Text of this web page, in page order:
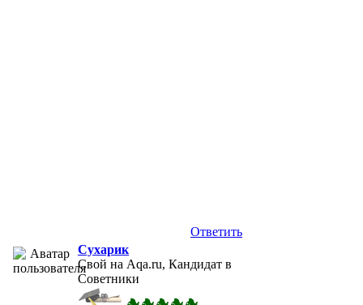
Ответить
Сухарик
Свой на Aqa.ru, Кандидат в
Советники